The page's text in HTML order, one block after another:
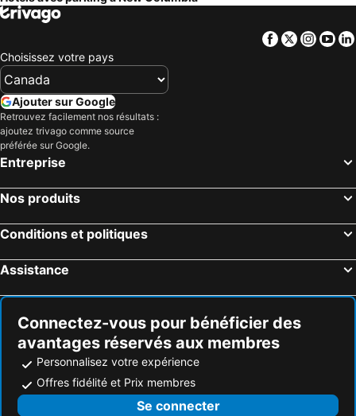
Facebook
Twitter
Choisissez votre pays
Ajouter sur Google
Retrouvez facilement nos résultats :
ajoutez trivago comme source
préférée sur Google.
Entreprise
Nos produits
Conditions et politiques
Assistance
Connectez-vous pour bénéficier des
avantages réservés aux membres
Personnalisez votre expérience
Offres fidélité et Prix membres
Se connecter